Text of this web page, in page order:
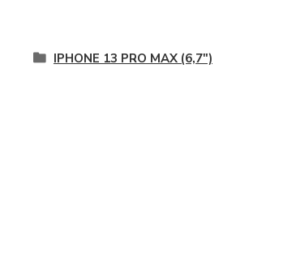
IPHONE 13 PRO MAX (6,7")